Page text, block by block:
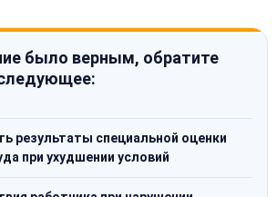
было верным, обратите
результаты специальной оценки
при ухудшении условий